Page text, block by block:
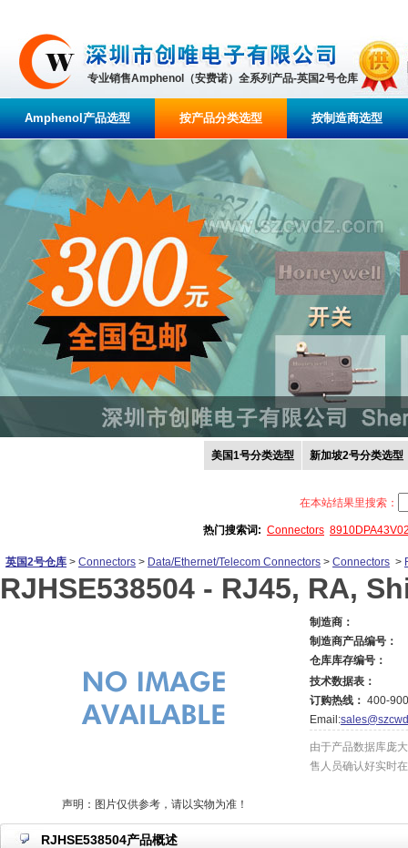
专业销售Amphenol（安费诺）全系列产品-英国2号仓库
Amphenol产品选型 按产品分类选型 按制造商选型
美国1号分类选型 新加坡2号分类选型
在本站结果里搜索：
热门搜索词: Connectors
英国2号仓库 > Connectors > Data/Ethernet/Telecom Connectors > Connectors >
RJHSE538504 - RJ45, RA,
声明：图片仅供参考，请以实物为准！
制造商：
制造商产品编号：
仓库库存编号：
技术数据表：
订购热线： 400-
Email:
由于产品数据库庞
售人员确认好实时
RJHSE538504产品概述